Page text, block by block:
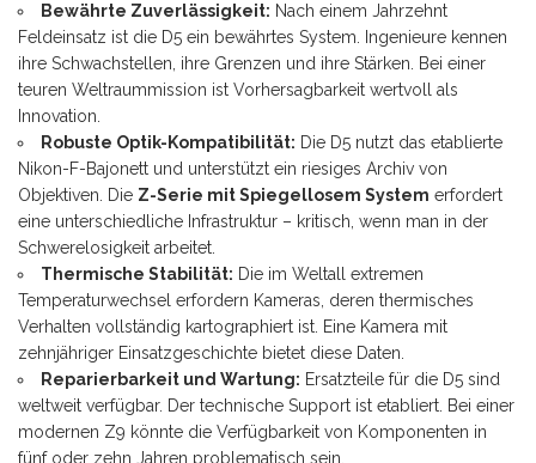
Bewährte Zuverlässigkeit: Nach einem Jahrzehnt
Feldeinsatz ist die D5 ein bewährtes System. Ingenieure kennen
ihre Schwachstellen, ihre Grenzen und ihre Stärken. Bei einer
teuren Weltraummission ist Vorhersagbarkeit wertvoll als
Innovation.
Robuste Optik-Kompatibilität: Die D5 nutzt das etablierte
Nikon-F-Bajonett und unterstützt ein riesiges Archiv von
Objektiven. Die Z-Serie mit Spiegellosem System erfordert
eine unterschiedliche Infrastruktur – kritisch, wenn man in der
Schwerelosigkeit arbeitet.
Thermische Stabilität: Die im Weltall extremen
Temperaturwechsel erfordern Kameras, deren thermisches
Verhalten vollständig kartographiert ist. Eine Kamera mit
zehnjähriger Einsatzgeschichte bietet diese Daten.
Reparierbarkeit und Wartung: Ersatzteile für die D5 sind
weltweit verfügbar. Der technische Support ist etabliert. Bei einer
modernen Z9 könnte die Verfügbarkeit von Komponenten in
fünf oder zehn Jahren problematisch sein.